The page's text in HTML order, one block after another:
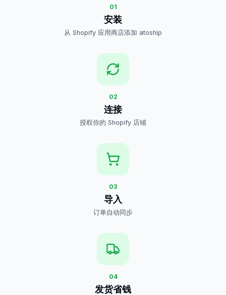
01
安装
从 Shopify 应用商店添加 atoship
02
连接
授权你的 Shopify 店铺
03
导入
订单自动同步
04
发货省钱